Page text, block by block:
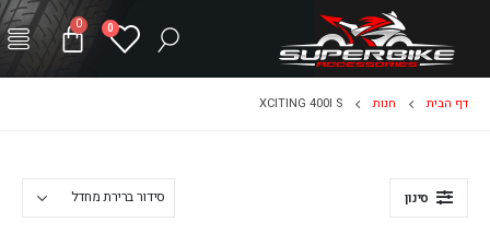
0
0
דף הבית חנות XCITING 400I S
סינון